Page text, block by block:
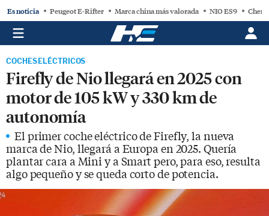
Es noticia Peugeot E-Rifter Marca china más valorada NIO ES9 Chery
COCHES ELÉCTRICOS
Firefly de Nio llegará en 2025 con
motor de 105 kW y 330 km de
autonomía
El primer coche eléctrico de Firefly, la nueva
marca de Nio, llegará a Europa en 2025. Quería
plantar cara a Mini y a Smart pero, para eso, resulta
algo pequeño y se queda corto de potencia.